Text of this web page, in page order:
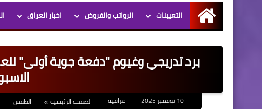
الرئيسية
التعيينات الرواتب والقروض اخبار العراق
برد تدريجي وغيوم "دفعة جوية أولى"
عراقية الصفحة الرئيسية الطقس